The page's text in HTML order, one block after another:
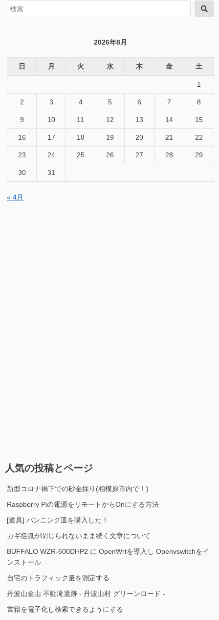
検
索
索
2026年8月
日 月 火 水 木 金 土
1
2 3 4 5 6 7 8
9 10 11 12 13 14 15
16 17 18 19 20 21 22
23 24 25 26 27 28 29
30 31
« 4月
人気の投稿とページ
新型コロナ禍下での砂金採り(相模原市内で！)
Raspberry Piの電源をリモートからOnにする方法
[道具] パンニング皿を購入した！
カギ括弧が閉じられないまま続く文章について
BUFFALO WZR-600DHP2 に OpenWrtを導入し Openvswitchをイ
ンストール
自宅のトラフィック量を測定する
丹波山金山 不動滝遺跡 - 丹波山村 グリーンロード -
書籍を電子化し検索できるようにする